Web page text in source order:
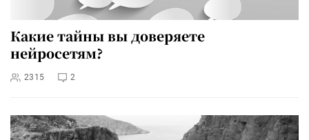
Какие тайны вы доверяете
нейросетям?
2315 2